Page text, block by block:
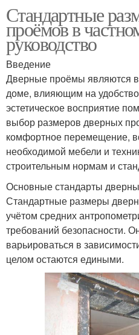
Стандартные
проёмов в
руководство
Введение
Дверные проёмы являются
доме, влияющим на
эстетическое восприятие
выбор размеров дверных
комфортное перемещение,
необходимой мебели и
строительным нормам и
Основные стандарты
Стандартные размеры
учётом средних
требований безопасности.
варьироваться в
целом остаются едиными.